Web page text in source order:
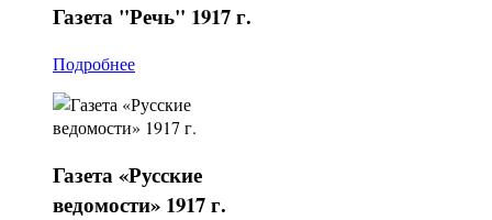
Газета "Речь" 1917 г.
Подробнее
Газета«Русские
ведомости» 1917 г.